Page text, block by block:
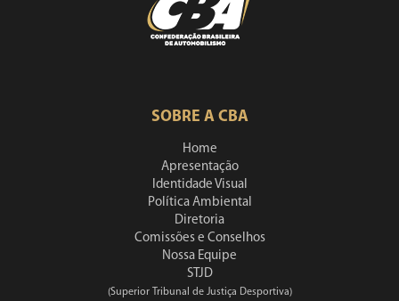
SOBRE A CBA
Home
Apresentação
Identidade Visual
Política Ambiental
Diretoria
Comissões e Conselhos
Nossa Equipe
STJD
(Superior Tribunal de Justiça Desportiva)